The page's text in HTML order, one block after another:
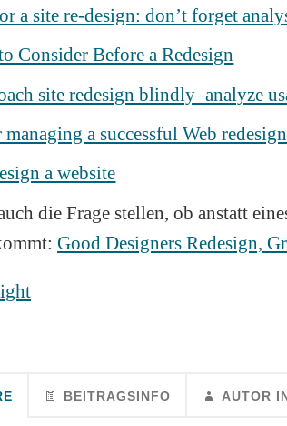
a site re-design: don’t forget
Consider Before a Redesign
site redesign blindly–analyze
a successful Web redesign
a website
die Frage stellen, ob anstatt
Good Designers Redesign,
BEITRAGSINFO AUTOR